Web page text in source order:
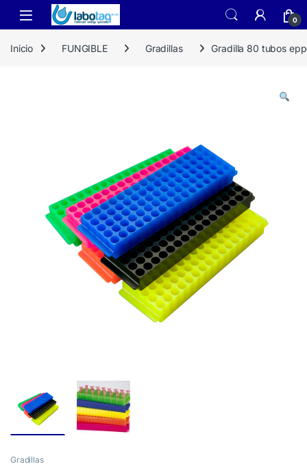
Skip to navigation
Skip to content
0
Inicio FUNGIBLE Gradillas Gradilla 80 tubos
Gradillas